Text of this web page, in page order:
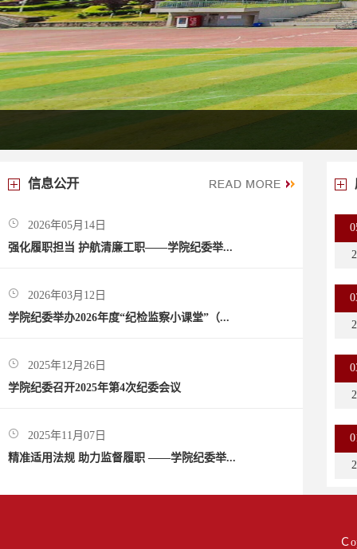
信息公开
2026年05月14日
强化履职担当 护航清廉工职——学院纪委举...
2026年03月12日
学院纪委举办2026年度“纪检监察小课堂”（...
2025年12月26日
学院纪委召开2025年第4次纪委会议
2025年11月07日
精准适用法规 助力监督履职 ——学院纪委举...
Ｃ